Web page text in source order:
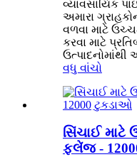
વ્યાવસાયિક
અમારા
વળવા માટે
કરવા માટે
ઉત્પાદનોમાંથી
વધુ વાંચો
સિંચાઈ માટે
ફ્લેંજ -